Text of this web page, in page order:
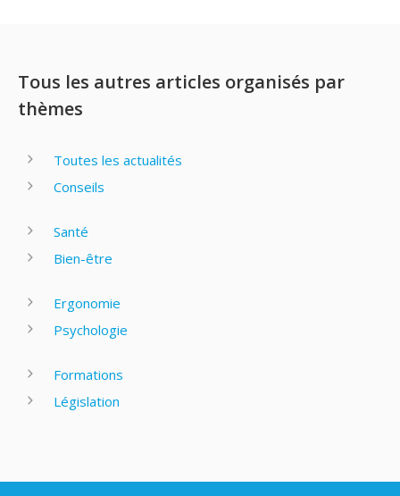
Tous les autres articles organisés par
thèmes
Toutes les actualités
Conseils
Santé
Bien-être
Ergonomie
Psychologie
Formations
Législation